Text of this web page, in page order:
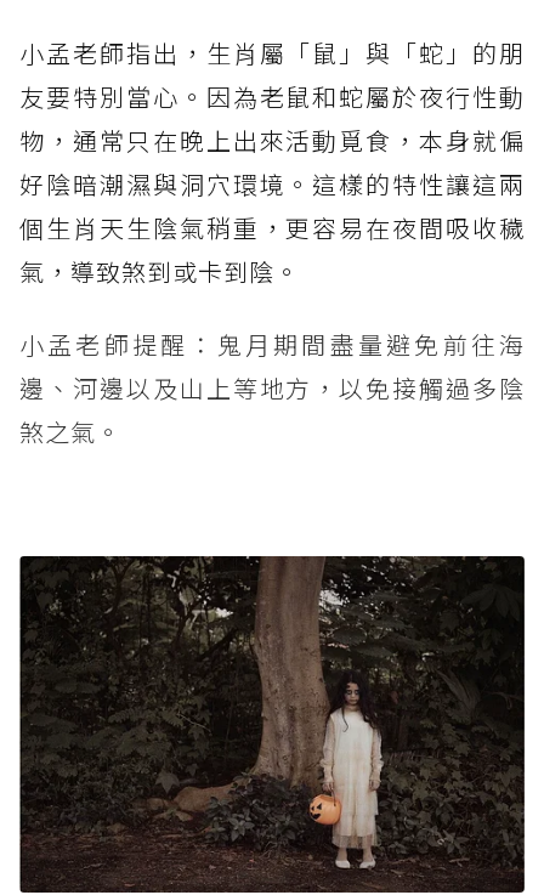
小孟老師指出，生肖屬「鼠」與「蛇」的朋
友要特別當心。因為老鼠和蛇屬於夜行性動
物，通常只在晚上出來活動覓食，本身就偏
好陰暗潮濕與洞穴環境。這樣的特性讓這兩
個生肖天生陰氣稍重，更容易在夜間吸收穢
氣，導致煞到或卡到陰。
小孟老師提醒：鬼月期間盡量避免前往海
邊、河邊以及山上等地方，以免接觸過多陰
煞之氣。